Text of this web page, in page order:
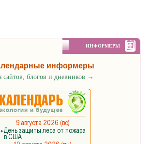
ИНФОРМЕРЫ
информеры
сайтов, блогов и дневников →